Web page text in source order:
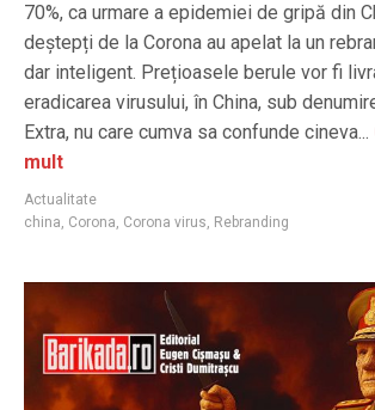
70%, ca urmare a epidemiei de gripă din
deștepți de la Corona au apelat la un
dar inteligent. Prețioasele berule vor fi
eradicarea virusului, în China, sub
Extra, nu care cumva sa confunde cineva...
mult
Actualitate
china, Corona, Corona virus, Rebranding